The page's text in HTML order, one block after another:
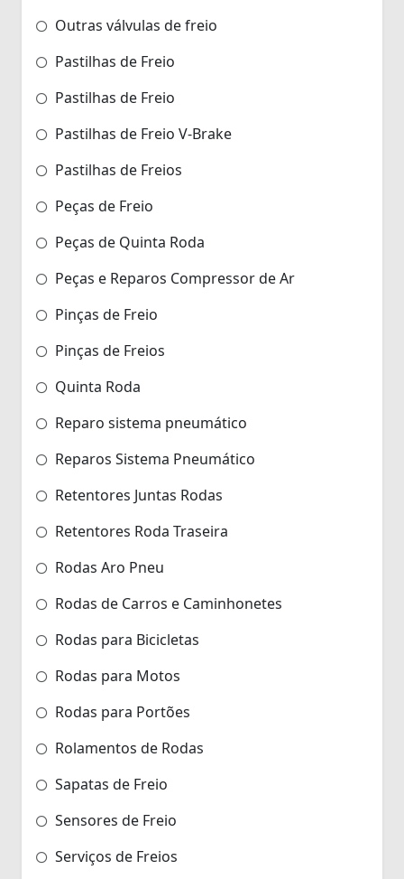
Outras válvulas de freio
Pastilhas de Freio
Pastilhas de Freio
Pastilhas de Freio V-Brake
Pastilhas de Freios
Peças de Freio
Peças de Quinta Roda
Peças e Reparos Compressor de Ar
Pinças de Freio
Pinças de Freios
Quinta Roda
Reparo sistema pneumático
Reparos Sistema Pneumático
Retentores Juntas Rodas
Retentores Roda Traseira
Rodas Aro Pneu
Rodas de Carros e Caminhonetes
Rodas para Bicicletas
Rodas para Motos
Rodas para Portões
Rolamentos de Rodas
Sapatas de Freio
Sensores de Freio
Serviços de Freios